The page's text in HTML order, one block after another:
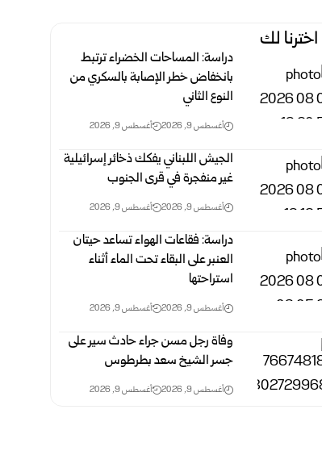
اخترنا لك
دراسة: المساحات الخضراء ترتبط
بانخفاض خطر الإصابة بالسكري من
النوع الثاني
أغسطس 9, 2026 أغسطس 9, 2026
الجيش اللبناني يفكك ذخائر إسرائيلية
غير منفجرة في قرى الجنوب
أغسطس 9, 2026 أغسطس 9, 2026
دراسة: فقاعات الهواء تساعد حيتان
العنبر على البقاء تحت الماء أثناء
استراحتها
أغسطس 9, 2026 أغسطس 9, 2026
وفاة رجل مسن جراء حادث سير على
جسر الشيخ سعد بطرطوس
أغسطس 9, 2026 أغسطس 9, 2026